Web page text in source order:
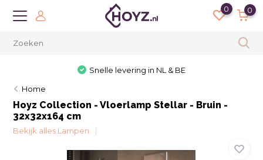
0 0
Snelle levering in NL & BE
Home
Hoyz Collection - Vloerlamp Stellar - Bruin -
32x32x164 cm
Bekijk alles Lampen